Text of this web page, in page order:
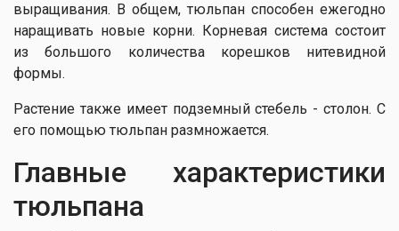
выращивания. В общем, тюльпан способен ежегодно
наращивать новые корни. Корневая система состоит
из большого количества корешков нитевидной
формы.
Растение также имеет подземный стебель - столон. С
его помощью тюльпан размножается.
Главные характеристики
тюльпана